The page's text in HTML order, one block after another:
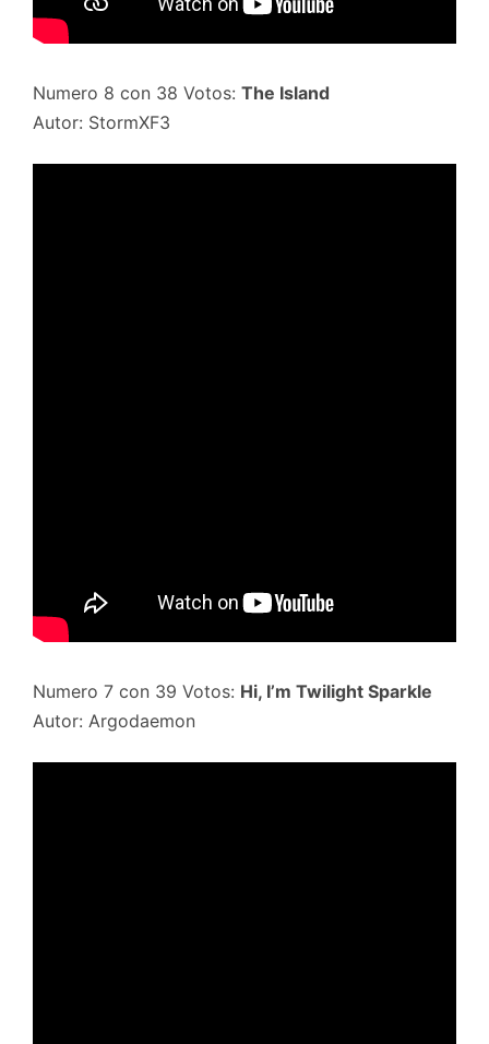
Numero 8 con 38 Votos: The Island
Autor: StormXF3
Numero 7 con 39 Votos: Hi, I’m Twilight Sparkle
Autor: Argodaemon